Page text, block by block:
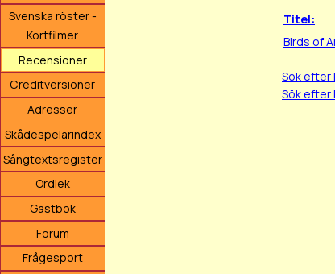
Svenska röster -
Kortfilmer
Recensioner
Creditversioner
Adresser
Skådespelarindex
Sångtextsregister
Ordlek
Gästbok
Forum
Frågesport
Titel:
Birds of
Sök efter
Sök efter